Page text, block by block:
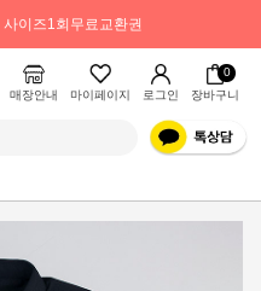
사이즈1회무료교환권
매장안내 마이페이지 로그인
0
장바구니